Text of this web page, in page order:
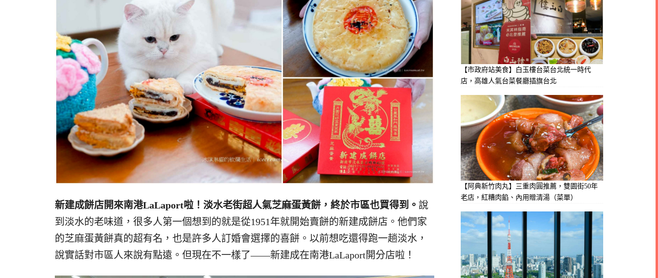
新建成餅店開來南港LaLaport啦！淡水老街超人氣芝麻蛋黃餅，終於市區也買得到。 說
到淡水的老味道，很多人第一個想到的就是從1951年就開始賣餅的新建成餅店。他們家
的芝麻蛋黃餅真的超有名，也是許多人訂婚會選擇的喜餅。 以前想吃還得跑一趟淡水，
說實話對市區人來說有點遠。但現在不一樣了——新建成在南港LaLaport開分店啦！
【市政府站美食】白玉樓台菜台北統一時代
店，高雄人氣台菜餐廳插旗台北
【阿典新竹肉丸】三重肉圓推薦，雙園街50年
老店，紅糟肉餡、內用贈清湯（菜單）